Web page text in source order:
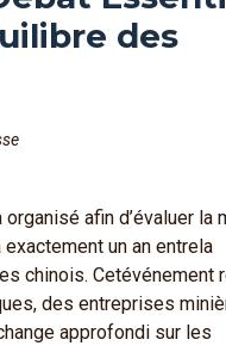
des
afin d’évaluer la
un an entrela
chinois. Cetévénement
des entreprises
approfondi sur les